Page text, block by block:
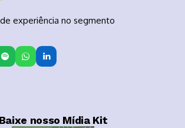
experiência no segmento
Baixe nosso Mídia Kit